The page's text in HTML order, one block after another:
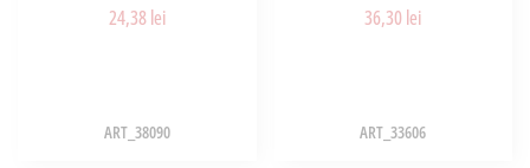
24,38 lei
ART_38090
36,30 lei
ART_33606